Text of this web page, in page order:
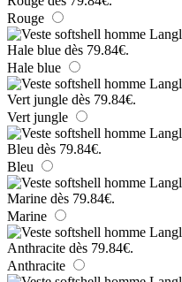
Rouge
Hale blue
Vert jungle
Bleu
Marine
Anthracite